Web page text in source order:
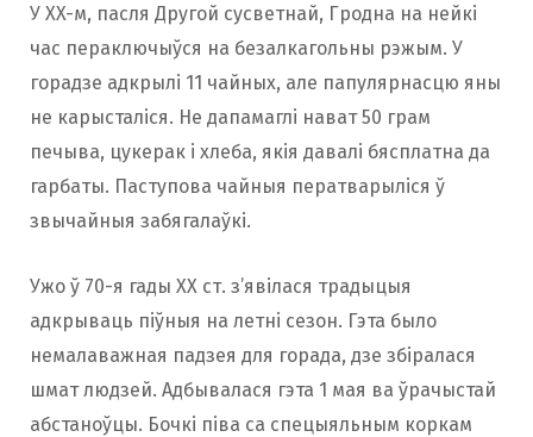
У XX-м, пасля Другой сусветнай, Гродна на нейкі
час пераключыўся на безалкагольны рэжым. У
горадзе адкрылі 11 чайных, але папулярнасцю яны
не карысталіся. Не дапамаглі нават 50 грам
печыва, цукерак і хлеба, якія давалі бясплатна да
гарбаты. Паступова чайныя ператварыліся ў
звычайныя забягалаўкі.
Ужо ў 70-я гады XX ст. з’явілася традыцыя
адкрываць піўныя на летні сезон. Гэта было
немалаважная падзея для горада, дзе збіралася
шмат людзей. Адбывалася гэта 1 мая ва ўрачыстай
абстаноўцы. Бочкі піва са спецыяльным коркам